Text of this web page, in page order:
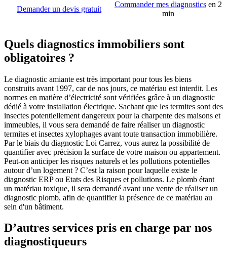
Demander un devis gratuit
Commander mes diagnostics en 2
min
Quels diagnostics immobiliers sont
obligatoires ?
Le diagnostic amiante est très important pour tous les biens
construits avant 1997, car de nos jours, ce matériau est interdit. Les
normes en matière d’électricité sont vérifiées grâce à un diagnostic
dédié à votre installation électrique. Sachant que les termites sont des
insectes potentiellement dangereux pour la charpente des maisons et
immeubles, il vous sera demandé de faire réaliser un diagnostic
termites et insectes xylophages avant toute transaction immobilière.
Par le biais du diagnostic Loi Carrez, vous aurez la possibilité de
quantifier avec précision la surface de votre maison ou appartement.
Peut-on anticiper les risques naturels et les pollutions potentielles
autour d’un logement ? C’est la raison pour laquelle existe le
diagnostic ERP ou Etats des Risques et pollutions. Le plomb étant
un matériau toxique, il sera demandé avant une vente de réaliser un
diagnostic plomb, afin de quantifier la présence de ce matériau au
sein d'un bâtiment.
D’autres services pris en charge par nos
diagnostiqueurs